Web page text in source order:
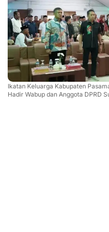
Ikatan Keluarga Kabupaten
Hadir Wabup dan Anggota DPRD